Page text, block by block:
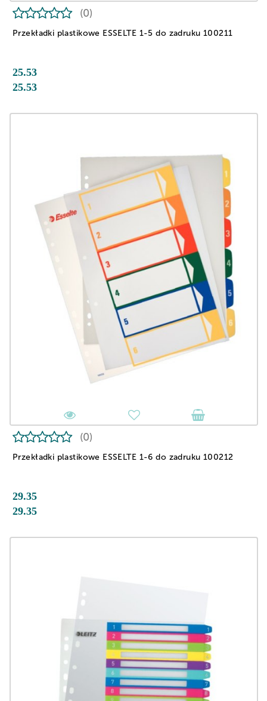
Przekładki plastikowe ESSELTE 1-5 do zadruku 100211
(0)
25.53
25.53
Przekładki plastikowe ESSELTE 1-6 do zadruku 100212
(0)
29.35
29.35